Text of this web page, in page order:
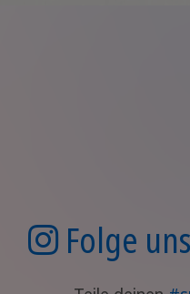
Folge